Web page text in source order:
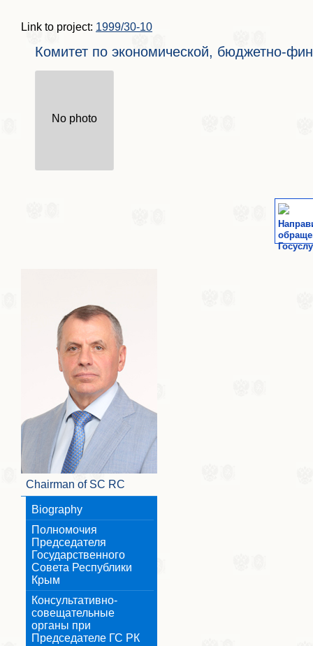
Link to project: 1999/30-10
Комитет по экономической, бюджетно-
No photo
Chairman of SC RC
Biography
Полномочия
Председателя
Государственного
Совета Республики
Крым
Консультативно-
совещательные
органы при
Председателе ГС РК